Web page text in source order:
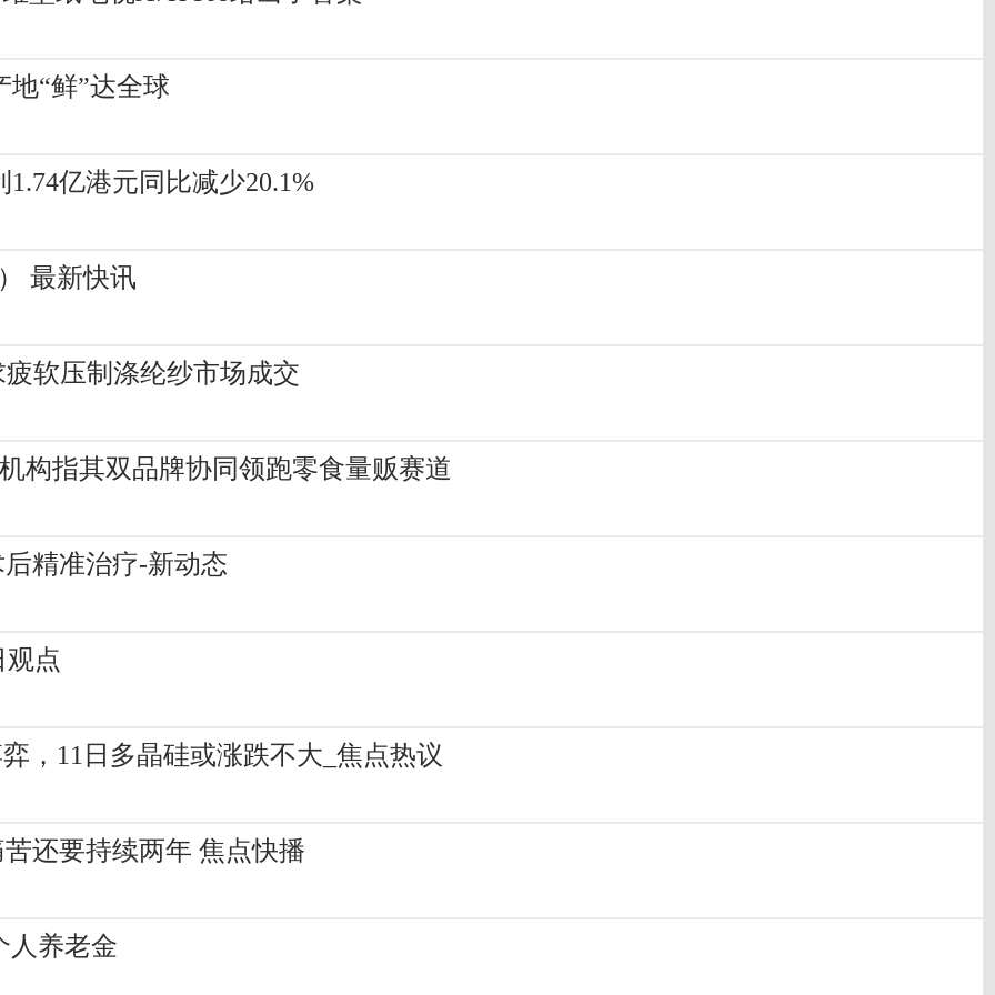
“鲜”达全球
亿港元同比减少20.1%
最新快讯
疲软压制涤纶纱市场成交
构指其双品牌协同领跑零食量贩赛道
精准治疗-新动态
观点
，11日多晶硅或涨跌不大_焦点热议
还要持续两年 焦点快播
人养老金